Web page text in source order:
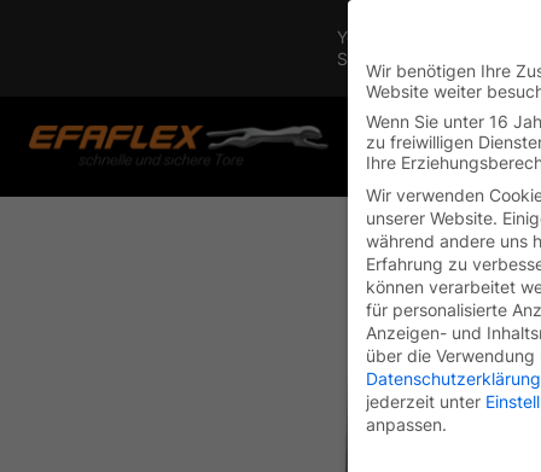
You are currently on the
Switch to the English
Wir benötigen Ihre
Website weiter
Wenn Sie unter 16
zu freiwilligen
Ihre
Wir verwenden
unserer Website.
während andere uns
Erfahrung zu
können verarbeitet
für personalisierte
Anzeigen- und
über die
Datenschutzerklärung
jederzeit unter
anpassen.